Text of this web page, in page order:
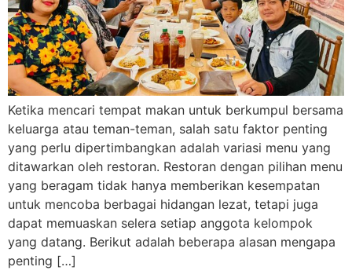
Ketika mencari tempat makan untuk berkumpul bersama
keluarga atau teman-teman, salah satu faktor penting
yang perlu dipertimbangkan adalah variasi menu yang
ditawarkan oleh restoran. Restoran dengan pilihan menu
yang beragam tidak hanya memberikan kesempatan
untuk mencoba berbagai hidangan lezat, tetapi juga
dapat memuaskan selera setiap anggota kelompok
yang datang. Berikut adalah beberapa alasan mengapa
penting […]